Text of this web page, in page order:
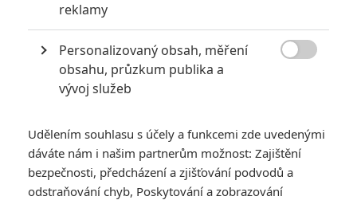
POSLEDNÍ KOMENTOVANÉ
ČLÁNEK | 01.08.2026 16:40
Marvel nečekaně zrušil již schválené pokračování
拆彈專家
1 ČLÁNEK | 30.07.2026 20:14
Děti krve a kostí: Regulérní trailer představuje akční fantasy
dobrodružství s vůní Afriky
reklamy
Personalizovaný obsah, měření
obsahu, průzkum publika a
vývoj služeb
Udělením souhlasu s účely a funkcemi zde uvedenými
dáváte nám i našim partnerům možnost: Zajištění
bezpečnosti, předcházení a zjišťování podvodů a
odstraňování chyb, Poskytování a zobrazování